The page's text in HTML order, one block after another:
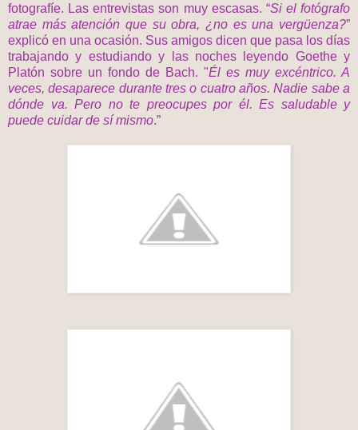
fotografíe. Las entrevistas son muy escasas. “Si el fotógrafo
atrae más atención que su obra, ¿no es una vergüenza?”
explicó en una ocasión. Sus amigos dicen que pasa los días
trabajando y estudiando y las noches leyendo Goethe y
Platón sobre un fondo de Bach. "Él es muy excéntrico. A
veces, desaparece durante tres o cuatro años. Nadie sabe a
dónde va. Pero no te preocupes por él. Es saludable y
puede cuidar de sí mismo.”